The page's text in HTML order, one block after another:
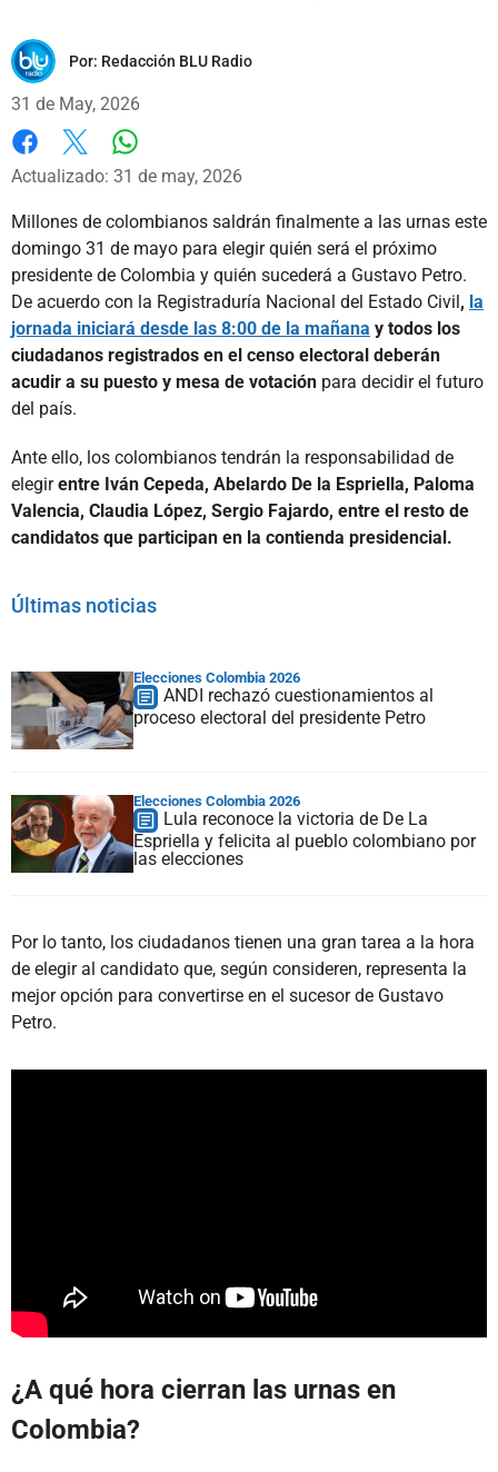
Por: Redacción BLU Radio
31 de May, 2026
Facebook
X
Actualizado: 31 de may, 2026
Millones de colombianos saldrán finalmente a las urnas este
domingo 31 de mayo para elegir quién será el próximo
presidente de Colombia y quién sucederá a Gustavo Petro.
De acuerdo con la Registraduría Nacional del Estado Civil, la
jornada iniciará desde las 8:00 de la mañana y todos los
ciudadanos registrados en el censo electoral deberán
acudir a su puesto y mesa de votación para decidir el futuro
del país.
Ante ello, los colombianos tendrán la responsabilidad de
elegirentre Iván Cepeda, Abelardo De la Espriella, Paloma
Valencia, Claudia López, Sergio Fajardo, entre el resto de
candidatos que participan en la contienda presidencial.
Últimas noticias
Elecciones Colombia 2026
ANDI rechazó cuestionamientos al
proceso electoral del presidente Petro
Elecciones Colombia 2026
Lula reconoce la victoria de De La
Espriella y felicita al pueblo colombiano por
las elecciones
Por lo tanto, los ciudadanos tienen una gran tarea a la hora
de elegir al candidato que, según consideren, representa la
mejor opción para convertirse en el sucesor de Gustavo
Petro.
¿A qué hora cierran las urnas en
Colombia?